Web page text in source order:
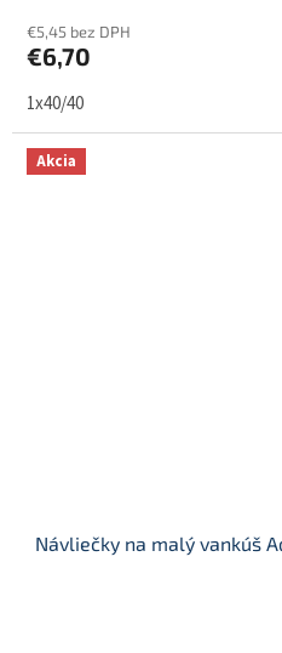
€5,45 bez DPH
€6,70
1x40/40
Akcia
Návliečky na malý vankúš